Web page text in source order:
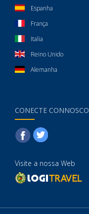
Espanha
França
Italia
Reino Unido
Alemanha
CONECTE CONNOSCO
Visite a nossa Web